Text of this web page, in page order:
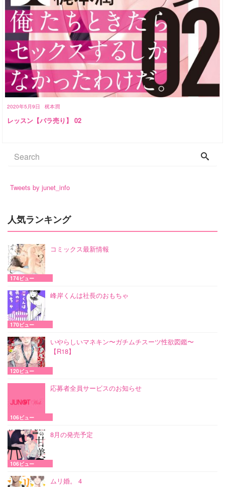
2020年5月9日 梶本潤
レッスン【バラ売り】 02
Tweets by junet_info
人気ランキング
コミックス最新情報
174ビュー
峰岸くんは社長のおもちゃ
170ビュー
いやらしいマネキン〜ガチムチスーツ性欲図鑑〜
【R18】
120ビュー
応募者全員サービスのお知らせ
106ビュー
8月の発売予定
106ビュー
ムリ婚。 4